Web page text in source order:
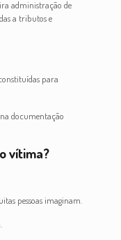
administração de
a tributos e
para
documentação
vítima?
pessoas imaginam.